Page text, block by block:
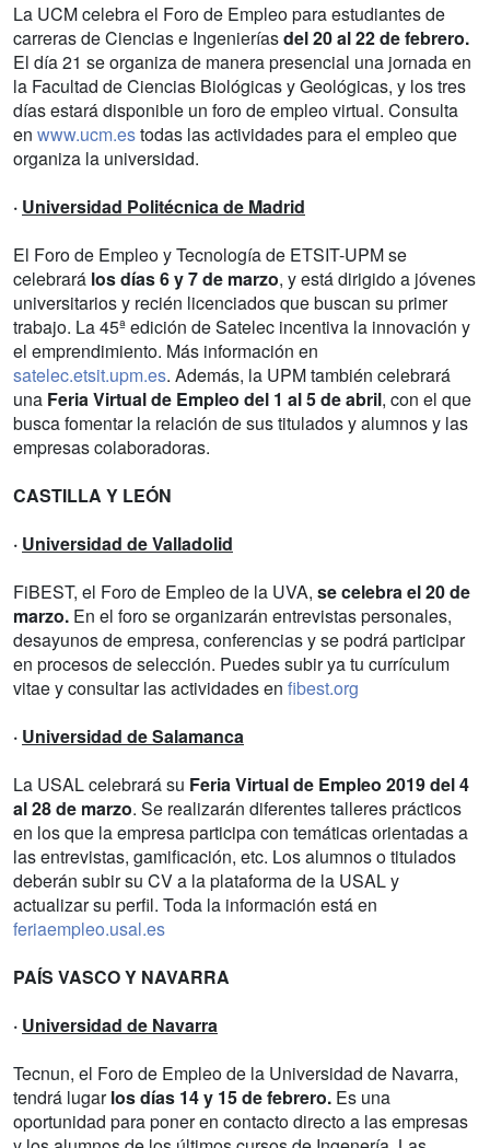
La UCM celebra el Foro de Empleo para estudiantes de
carreras de Ciencias e Ingenieríasdel 20 al 22 de febrero.
El día 21 se organiza de manera presencial una jornada en
la Facultad de Ciencias Biológicas y Geológicas, y los tres
días estará disponible un foro de empleo virtual. Consulta
en www.ucm.estodas las actividades para el empleo que
organiza la universidad.
· Universidad Politécnica de Madrid
El Foro de Empleo y Tecnología de ETSIT-UPM se
celebrará los días 6 y 7 de marzo, y está dirigido a jóvenes
universitarios y recién licenciados que buscan su primer
trabajo. La 45ª edición de Satelec incentiva la innovación y
el emprendimiento. Más información en
satelec.etsit.upm.es. Además, la UPM también celebrará
una Feria Virtual de Empleo del 1 al 5 de abril, con el que
busca fomentar la relación de sus titulados y alumnos y las
empresas colaboradoras.
CASTILLA Y LEÓN
· Universidad de Valladolid
FiBEST, el Foro de Empleo de la UVA, se celebra el 20 de
marzo. En el foro se organizarán entrevistas personales,
desayunos de empresa, conferencias y se podrá participar
en procesos de selección. Puedes subir ya tu currículum
vitae y consultar las actividades en fibest.org
· Universidad de Salamanca
La USAL celebrará su Feria Virtual de Empleo 2019 del 4
al 28 de marzo. Se realizarán diferentes talleres prácticos
en los que la empresa participa con temáticas orientadas a
las entrevistas, gamificación, etc. Los alumnos o titulados
deberán subir su CV a la plataforma de la USAL y
actualizar su perfil. Toda la información está en
feriaempleo.usal.es
PAÍS VASCO Y NAVARRA
· Universidad de Navarra
Tecnun, el Foro de Empleo de la Universidad de Navarra,
tendrá lugarlos días 14 y 15 de febrero. Es una
oportunidad para poner en contacto directo a las empresas